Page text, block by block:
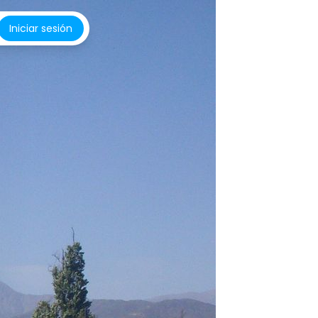
Iniciar sesión